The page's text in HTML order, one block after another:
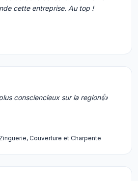
cette entreprise. Au top !
consciencieux sur la region👍
Couverture et Charpente